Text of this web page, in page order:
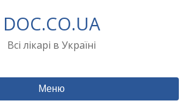
DOC.CO.UA
Всі лікарі в Україні
Меню